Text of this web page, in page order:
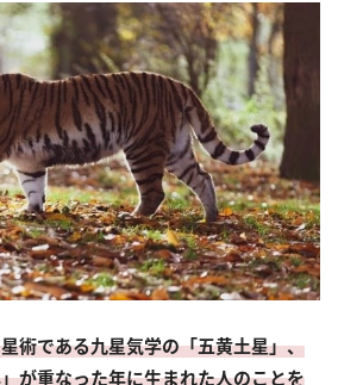
術である九星気学の「五黄土星」、
が重なった年に生まれた人のことを